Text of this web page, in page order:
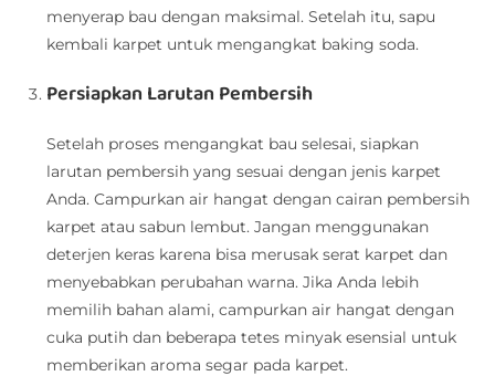
menyerap bau dengan maksimal. Setelah itu, sapu
kembali karpet untuk mengangkat baking soda.
Persiapkan Larutan Pembersih
Setelah proses mengangkat bau selesai, siapkan
larutan pembersih yang sesuai dengan jenis karpet
Anda. Campurkan air hangat dengan cairan pembersih
karpet atau sabun lembut. Jangan menggunakan
deterjen keras karena bisa merusak serat karpet dan
menyebabkan perubahan warna. Jika Anda lebih
memilih bahan alami, campurkan air hangat dengan
cuka putih dan beberapa tetes minyak esensial untuk
memberikan aroma segar pada karpet.